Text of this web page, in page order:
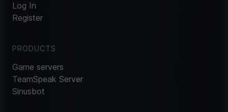
Log In
Register
PRODUCTS
Game servers
TeamSpeak Server
Sinusbot